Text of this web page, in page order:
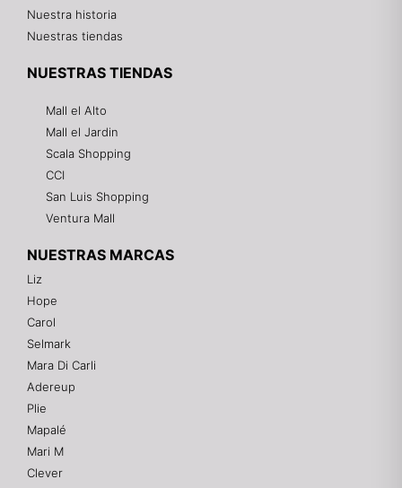
Nuestra historia
Nuestras tiendas
NUESTRAS TIENDAS
Mall el Alto
Mall el Jardin
Scala Shopping
CCI
San Luis Shopping
Ventura Mall
NUESTRAS MARCAS
Liz
Hope
Carol
Selmark
Mara Di Carli
Adereup
Plie
Mapalé
Mari M
Clever
¡Hola! 👋
Gracias por visitarnos. Te asesoramos
personalmente con tu compra: tallas, envíos y
pagos.
Recuerda: 10% de descuento en tu primera compra